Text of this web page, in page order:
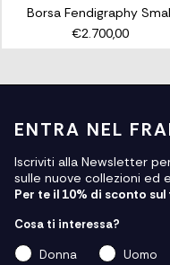
Borsa Fendigraphy
€2.700,00
ENTRA NEL
Iscriviti alla Newsletter
sulle nuove collezioni ed
Per te il 10% di sconto
Cosa ti interessa?
Donna
Uomo